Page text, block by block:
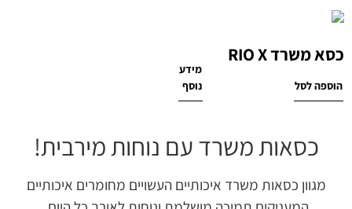
כסא משרד RIO X
₪1,400
הוספה לסל
מידע
נוסף
כסאות משרד עם נוחות מירבית!
מגוון כסאות משרד איכותיים העשויים מחומרים איכותיים